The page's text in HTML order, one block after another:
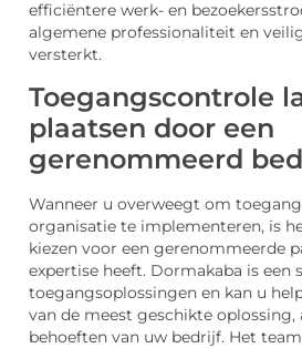
efficiëntere werk- en
algemene professionaliteit en
versterkt.
Toegangscontrole
plaatsen door een
gerenommeerd
Wanneer u overweegt om
organisatie te implementeren, is
kiezen voor een gerenommeerde
expertise heeft. Dormakaba is een
toegangsoplossingen en kan u
van de meest geschikte
behoeften van uw bedrijf. Het